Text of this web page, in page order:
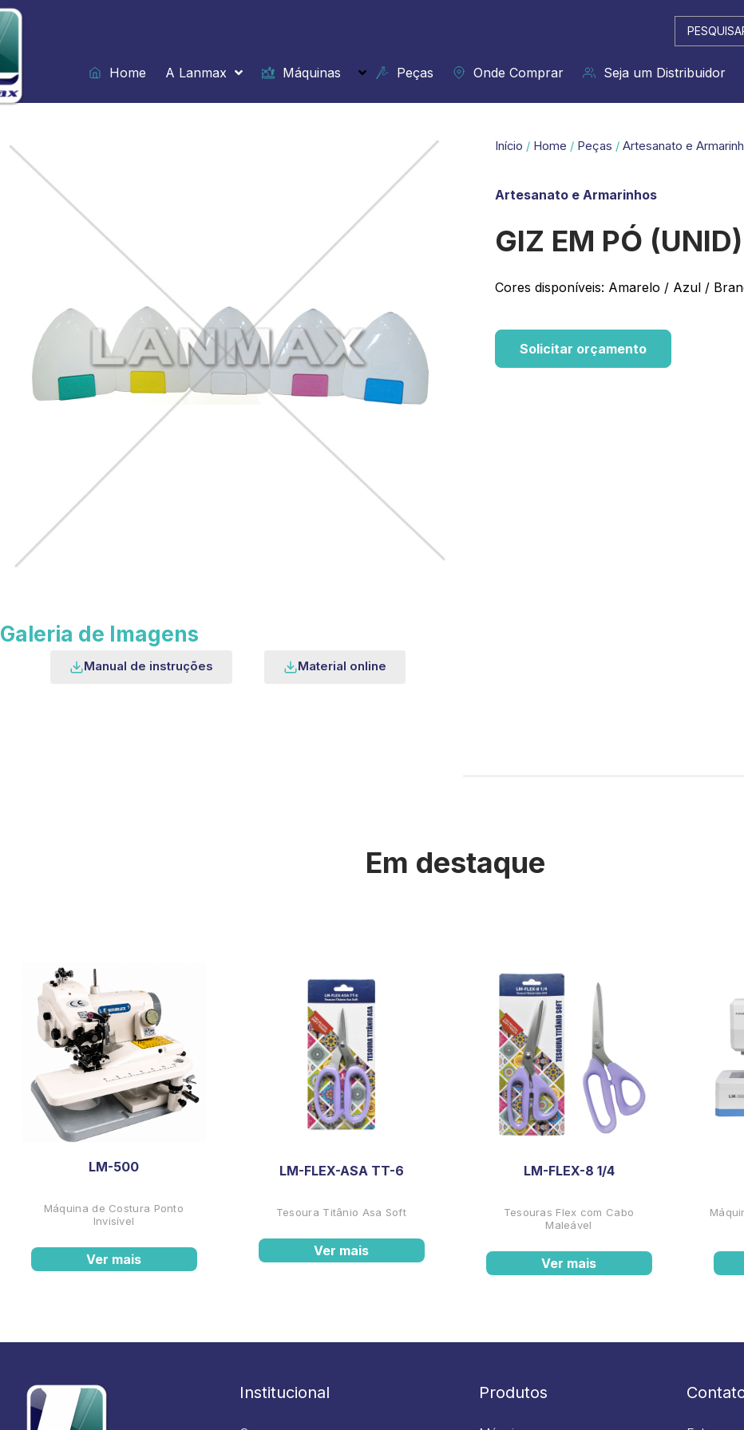
Ir
para
o
conteúdo
Pesquisar
...
Home
A Lanmax Máquinas Peças Onde Comprar Seja um Distribuidor
Galeria de Imagens
Manual de instruções Material online
Início / Home / Peças / Artesanato e
Artesanato e Armarinhos
GIZ EM PÓ (UNID)
Cores disponíveis: Amarelo / Azul /
Solicitar orçamento
Em destaque
LM-500
Máquina de Costura Ponto
Invisível
Ver mais
LM-FLEX-ASA TT-6
Tesoura Titânio Asa Soft
Ver mais
LM-FLEX-8 1/4
Tesouras Flex com Cabo
Maleável
Ver mais
Institucional Produtos